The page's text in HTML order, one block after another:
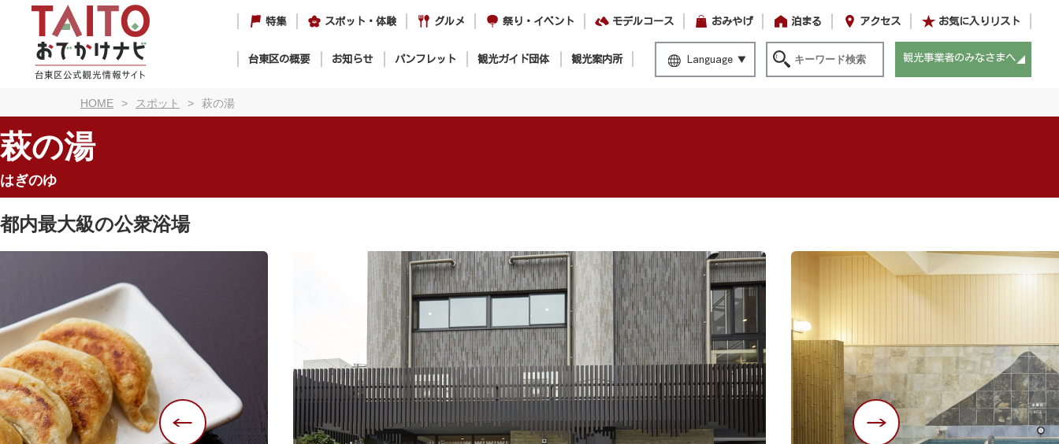
特集 スポット・体験 グルメ 祭り・イベント モデルコース おみやげ 泊まる アクセス お気に入りリスト
台東区の概要 お知らせ パンフレット 観光ガイド団体 観光案内所 Language 観光事業者のみなさまへ
HOME スポット 萩の湯
萩の湯
はぎのゆ
都内最大級の公衆浴場